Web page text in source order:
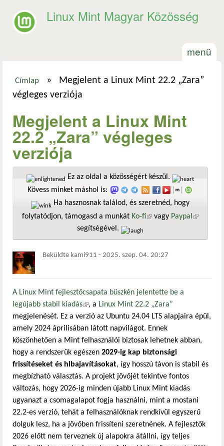
Linux Mint Magyar Közösség
menü
Jelenlegi hely
Címlap »
Megjelent a Linux Mint 22.2 „Zara”
végleges verziója
Megjelent a Linux Mint
22.2 „Zara” végleges
verziója
Ez az oldal a közösségért készül.
Kövess minket máshol is:
Ha hasznosnak találod, és szeretnéd, hogy
folytatódjon, támogasd a munkát Ko-fi(külső hivatkozás)
vagy Paypal
segítségével.
Beküldte kami911 - 2025. szep. 04. 20:27
A Linux Mint fejlesztőcsapata büszkén jelentette be a
legújabb stabil kiadás(külső hivatkozás)
, a Linux Mint 22.2 „Zara”
megjelenését. Ez a verzió az Ubuntu 24.04 LTS alapjaira épül,
amely 2024 áprilisában látott napvilágot. Ennek
köszönhetően a Mint felhasználói biztosak lehetnek abban,
hogy a rendszerük egészen 2029-ig kap biztonsági
frissítéseket és hibajavításokat, így hosszú távon is stabil és
megbízható választás. A projekt jövőjét tekintve fontos
változás, hogy 2026-ig minden újabb Linux Mint kiadás
ugyanazt a csomagalapot fogja használni, mint a mostani
22.2-es verzió, tehát a felhasználóknak rendkívül egyszerű
dolguk lesz, ha a jövőben frissíteni szeretnének. A fejlesztők
2026 előtt nem terveznek új alapokra átállni, így teljes